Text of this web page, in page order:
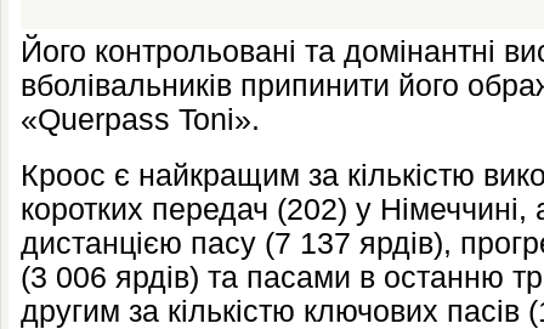
Його контрольовані та домінантні
вболівальників припинити його
«Querpass Toni».
Кроос є найкращим за кількістю
коротких передач (202) у
дистанцією пасу (7 137 ярдів),
(3 006 ярдів) та пасами в останню
другим за кількістю ключових пасів